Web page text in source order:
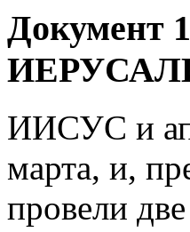
Д
ИИСУС и
марта, и,
провели